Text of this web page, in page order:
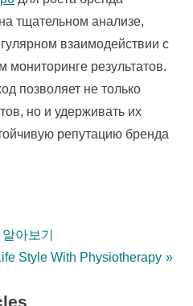
тщательном анализе,
взаимодействии с
мониторинге результатов.
позволяет не только
но и удерживать их
репутацию бренда
아보기
Style With Physiotherapy